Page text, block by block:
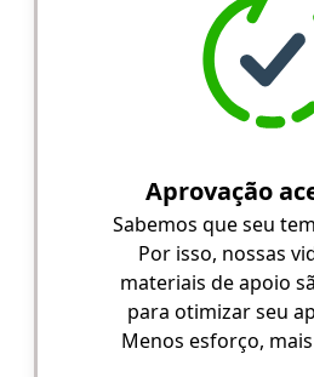
Aprovação
Sabemos que seu
Por isso, nossas
materiais de apoio
para otimizar seu
Menos esforço,